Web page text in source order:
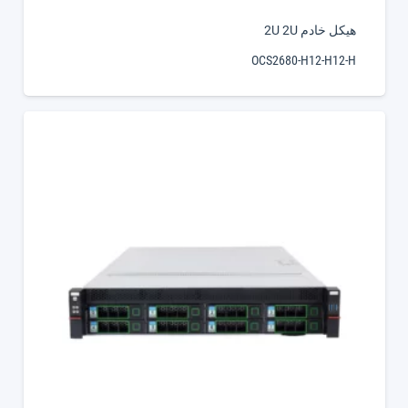
هيكل خادم 2U 2U
OCS2680-H12-H12-H